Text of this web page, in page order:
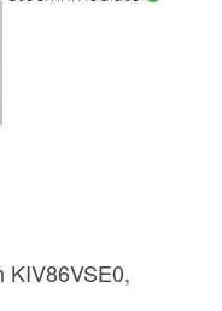
KIV86VSE0,